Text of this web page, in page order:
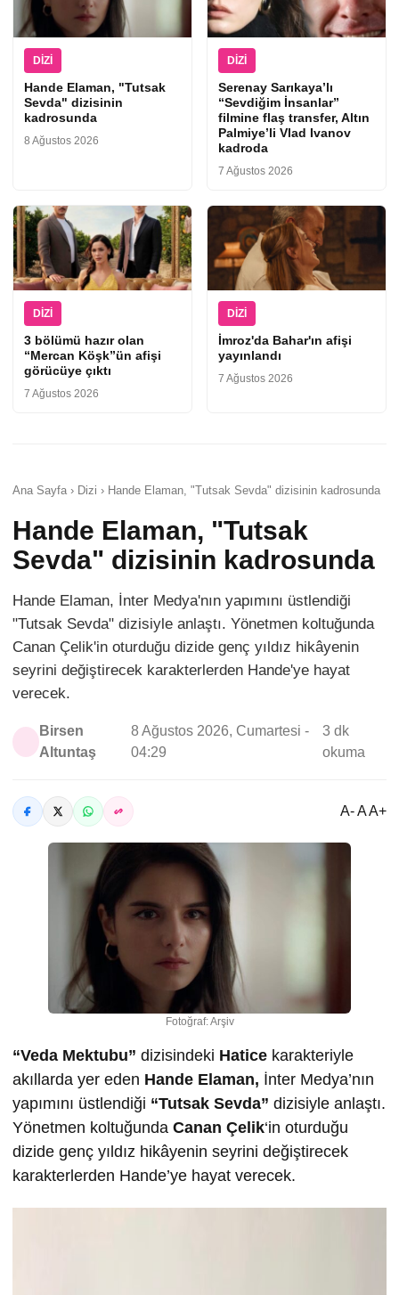
DIZI
Hande Elaman, "Tutsak
Sevda" dizisinin
kadrosunda
8 Ağustos 2026
DIZI
Serenay Sarıkaya’lı
“Sevdiğim İnsanlar”
filmine flaş transfer, Altın
Palmiye’li Vlad Ivanov
kadroda
7 Ağustos 2026
DIZI
3 bölümü hazır olan
“Mercan Köşk”ün afişi
görücüye çıktı
7 Ağustos 2026
DIZI
İmroz'da Bahar'ın afişi
yayınlandı
7 Ağustos 2026
Ana Sayfa › Dizi › Hande Elaman, "Tutsak Sevda" dizisinin kadrosunda
Hande Elaman, "Tutsak
Sevda" dizisinin kadrosunda
Hande Elaman, İnter Medya'nın yapımını üstlendiği
"Tutsak Sevda" dizisiyle anlaştı. Yönetmen koltuğunda
Canan Çelik'in oturduğu dizide genç yıldız hikâyenin
seyrini değiştirecek karakterlerden Hande'ye hayat
verecek.
Birsen
Altuntaş
8 Ağustos 2026, Cumartesi -
04:29
3 dk
okuma
A- A A+
Fotoğraf: Arşiv
“Veda Mektubu” dizisindeki Hatice karakteriyle
akıllarda yer eden Hande Elaman, İnter Medya’nın
yapımını üstlendiği “Tutsak Sevda” dizisiyle anlaştı.
Yönetmen koltuğunda Canan Çelik‘in oturduğu
dizide genç yıldız hikâyenin seyrini değiştirecek
karakterlerden Hande’ye hayat verecek.